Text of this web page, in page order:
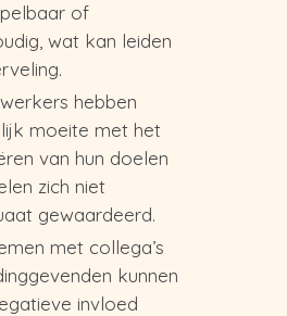
of
wat kan leiden
hebben
moeite met het
van hun doelen
zich niet
gewaardeerd.
met collega’s
kunnen
invloed